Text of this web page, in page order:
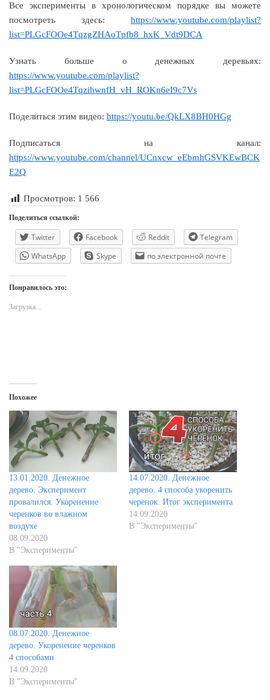
Все эксперименты в хронологическом порядке вы можете
посмотреть здесь: https://www.youtube.com/playlist?
list=PLGcFOOe4TqzgZHAoTpfb8_hxK_Vdt9DCA
Узнать больше о денежных деревьях:
https://www.youtube.com/playlist?
list=PLGcFOOe4TqzihwnfH_vH_ROKn6eI9c7Vs
Поделиться этим видео: https://youtu.be/QkLX8BH0HGg
Подписаться на канал:
https://www.youtube.com/channel/UCnxcw_eEbmhGSVKEwBCK
E2Q
Просмотров: 1 566
Поделиться ссылкой:
Twitter Facebook Reddit
Telegram
WhatsApp
Skype по электронной почте
Понравилось это:
Загрузка...
Похожее
13.01.2020. Денежное
дерево. Эксперимент
провалился. Укоренение
черенков во влажном
воздухе
08.09.2020
В "Эксперименты"
14.07.2020. Денежное
дерево. 4 способа укоренить
черенок. Итог эксперимента
14.09.2020
В "Эксперименты"
08.07.2020. Денежное
дерево. Укоренение черенков
4 способами
14.09.2020
В "Эксперименты"